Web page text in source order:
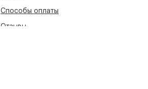
Способы оплаты
Отзывы